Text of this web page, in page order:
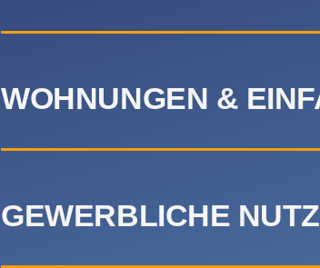
WOHNUNGEN &
GEWERBLICHE